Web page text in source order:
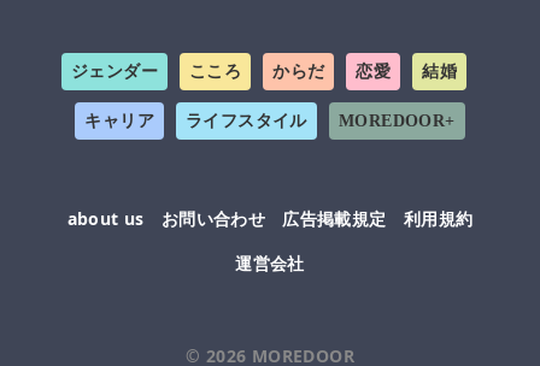
ジェンダー こころ からだ 恋愛 結婚
キャリア ライフスタイル MOREDOOR+
about us お問い合わせ 広告掲載規定
利用規約
運営会社
© 2026 MOREDOOR